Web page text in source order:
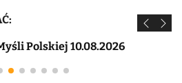
Polskiej 10.08.2026